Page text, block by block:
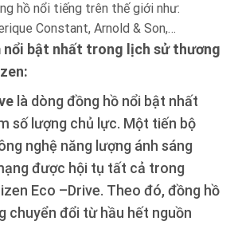
hồ nổi tiếng trên thế giới như:
Constant, Arnold & Son,…
nổi bật nhất trong lịch sử thương
là dòng đồng hồ nổi bật nhất
số lượng chủ lực. Một tiến bộ
nghệ năng lượng ánh sáng
được hội tụ tất cả trong
Eco –Drive. Theo đó, đồng hồ
chuyển đổi từ hầu hết nguồn